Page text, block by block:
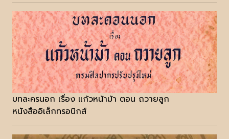
บทละครนอก เรื่อง แก้วหน้าม้า ตอน ถวายลูก
หนังสืออิเล็กทรอนิกส์